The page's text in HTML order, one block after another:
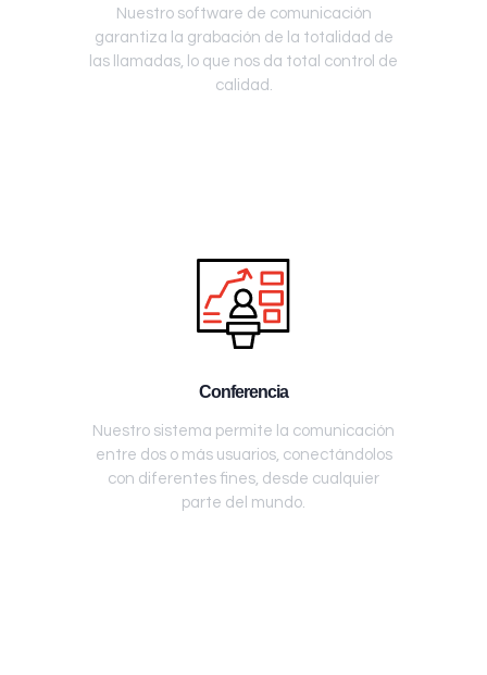
Nuestro software de comunicación
garantiza la grabación de la totalidad de
las llamadas, lo que nos da total control de
calidad.
Conferencia
Nuestro sistema permite la comunicación
entre dos o más usuarios, conectándolos
con diferentes fines, desde cualquier
parte del mundo.